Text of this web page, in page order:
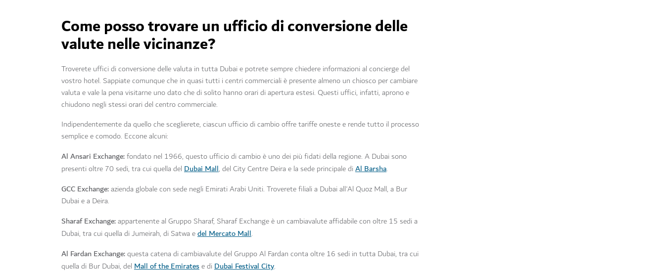
Come posso trovare un ufficio di conversione delle
valute nelle vicinanze?
Troverete uffici di conversione delle valuta in tutta Dubai e potrete sempre chiedere informazioni al concierge del
vostro hotel. Sappiate comunque che in quasi tutti i centri commerciali è presente almeno un chiosco per cambiare
valuta e vale la pena visitarne uno dato che di solito hanno orari di apertura estesi. Questi uffici, infatti, aprono e
chiudono negli stessi orari del centro commerciale.
Indipendentemente da quello che sceglierete, ciascun ufficio di cambio offre tariffe oneste e rende tutto il processo
semplice e comodo. Eccone alcuni:
Al Ansari Exchange:fondato nel 1966, questo ufficio di cambio è uno dei più fidati della regione. A Dubai sono
presenti oltre 70 sedi, tra cui quella del Dubai Mall, del City Centre Deira e la sede principale di Al Barsha.
GCC Exchange:azienda globale con sede negli Emirati Arabi Uniti. Troverete filiali a Dubai all'Al Quoz Mall, a Bur
Dubai e a Deira.
Sharaf Exchange:appartenente al Gruppo Sharaf, Sharaf Exchange è un cambiavalute affidabile con oltre 15 sedi a
Dubai, tra cui quella di Jumeirah, di Satwa edel Mercato Mall.
Al Fardan Exchange:questa catena di cambiavalute del Gruppo Al Fardan conta oltre 16 sedi in tutta Dubai, tra cui
quella di Bur Dubai, del Mall of the Emiratese di Dubai Festival City.